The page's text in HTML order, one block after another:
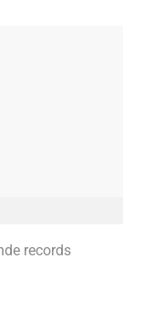
records